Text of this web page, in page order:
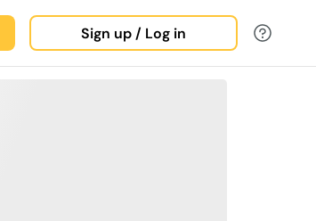
Sign up / Log in